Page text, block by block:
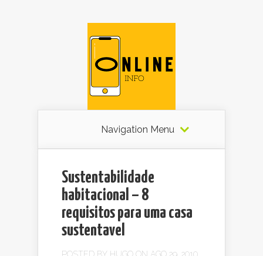
Navigation Menu
Sustentabilidade
habitacional – 8
requisitos para uma casa
sustentavel